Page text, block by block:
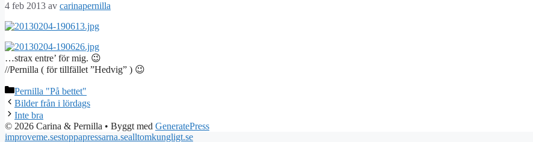
4 feb 2013 av carinapernilla
…strax entre’ för mig. 😉
//Pernilla ( för tillfället ”Hedvig” ) 😉
Kategorier
Pernilla "På bettet"
Bilder från i lördags
Inte bra
© 2026 Carina & Pernilla • Byggt med GeneratePress
improveme.sestoppapressarna.sealltomkungligt.se